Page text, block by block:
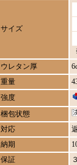
サイズ
ウレタン厚
重量
強度
梱包状態
対応
納期
保証